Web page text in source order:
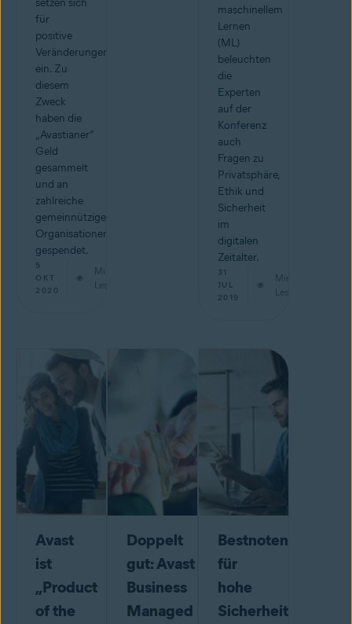
setzen sich
für
positive
Veränderungen
ein. Zu
diesem
Zweck
haben die
„Avastianer“
Geld
gesammelt
und an
zahlreiche
gemeinnützige
Organisationen
gespendet.
5
OKT
2020
Min.
Lesestoff
maschinellem
Lernen
(ML)
beleuchten
die
Experten
auf der
Konferenz
auch
Fragen zu
Privatsphäre,
Ethik und
Sicherheit
im
digitalen
Zeitalter.
31
JUL
2019
Min.
Lesestoff
Avast
ist
„Product
of the
Doppelt
gut: Avast
Business
Managed
Bestnoten
für
hohe
Sicherheit